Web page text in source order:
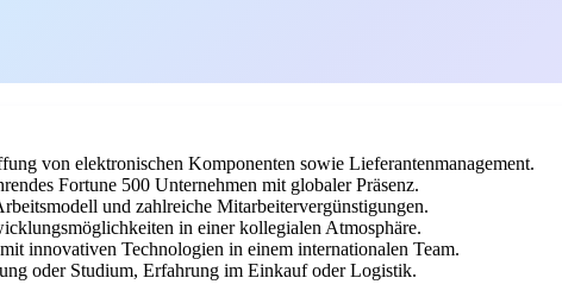
von elektronischen Komponenten sowie Lieferantenmanagement.
Fortune 500 Unternehmen mit globaler Präsenz.
und zahlreiche Mitarbeitervergünstigungen.
in einer kollegialen Atmosphäre.
innovativen Technologien in einem internationalen Team.
oder Studium, Erfahrung im Einkauf oder Logistik.